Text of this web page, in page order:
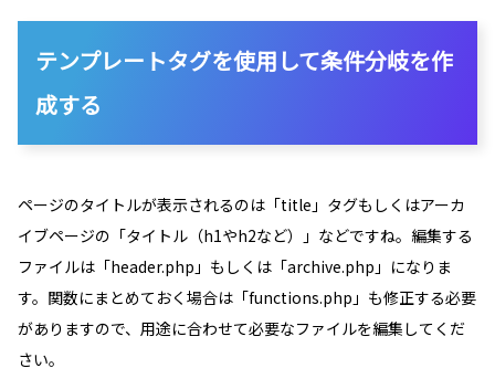
テンプレートタグを使用して条件分岐を作
成する
ページのタイトルが表示されるのは「title」タグもしくはアーカ
イブページの「タイトル（h1やh2など）」などですね。編集する
ファイルは「header.php」もしくは「archive.php」になりま
す。関数にまとめておく場合は「functions.php」も修正する必要
がありますので、用途に合わせて必要なファイルを編集してくだ
さい。